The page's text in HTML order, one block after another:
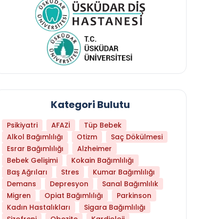
Daha Az Protein Tüketmek Yaşlanmayı
Kategori Bulutu
Psikiyatri AFAZİ
Tüp Bebek
Alkol Bağımlılığı
Otizm
Saç Dökülmesi
Esrar Bağımlılığı
Alzheimer
Bebek Gelişimi
Kokain Bağımlılığı
Baş Ağrıları
Stres
Kumar Bağımlılığı
Demans
Depresyon
Sanal Bağımlılık
Migren
Opiat Bağımlılığı
Parkinson
Kadın Hastalıkları
Sigara Bağımlılığı